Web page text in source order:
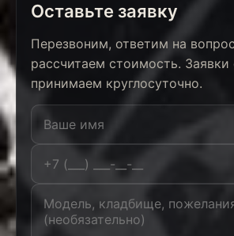
Оставьте заявку
Перезвоним, ответим на
рассчитаем стоимость. Заявки
принимаем круглосуточно.